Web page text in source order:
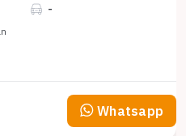
-
Whatsapp